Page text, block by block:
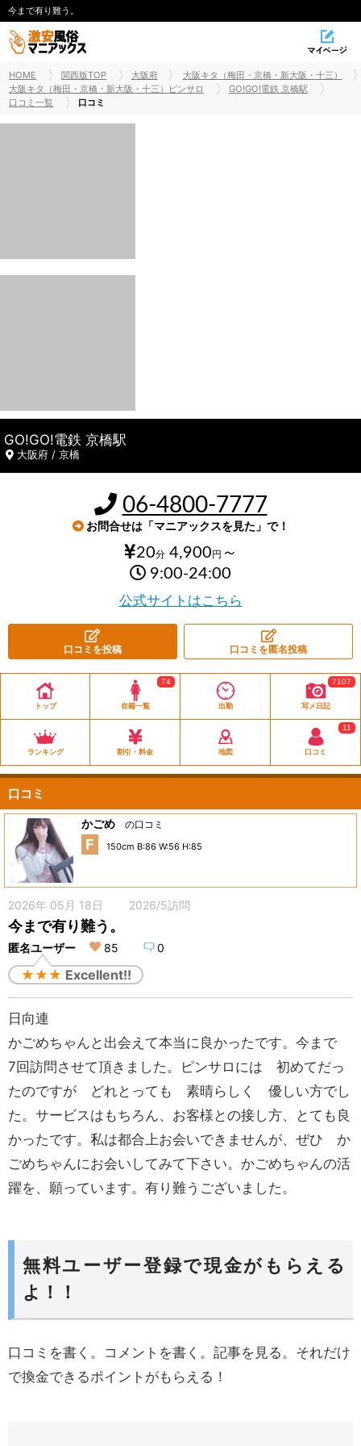
今まで有り難う。
HOME 関西版TOP 大阪府
大阪キタ（梅田・京橋・新大阪・十三）
大阪キタ（梅田・京橋・新大阪・十三）ピンサロ
GO!GO!電鉄 京橋駅
口コミ一覧
口コミ
GO!GO!電鉄 京橋駅
大阪府 / 京橋
06-4800-7777
お問合せは「マニアックスを見た」で！
20分4,900 円 ～
9:00-24:00
公式サイトはこちら
口コミを投稿 口コミを匿名投稿
トップ 在籍一覧
74
出勤 写メ日記
7107
ランキング 割引・料金 地図 口コミ
11
口コミ
かごめ の口コミ
F 150cm B:86 W:56 H:85
2026年 05月 18日 2026/5訪問
今まで有り難う。
匿名ユーザー 85 0
★★★ Excellent!!
日向連
かごめちゃんと出会えて本当に良かったです。今まで
7回訪問させて頂きました。ピンサロには 初めてだっ
たのですが どれとっても 素晴らしく 優しい方でし
た。サービスはもちろん、お客様との接し方、とても良
かったです。私は都合上お会いできませんが、ぜひ か
ごめちゃんにお会いしてみて下さい。かごめちゃんの活
躍を、願っています。有り難うございました。
無料ユーザー登録で現金がもらえる
よ！！
口コミを書く。コメントを書く。記事を見る。それだけ
で換金できるポイントがもらえる！